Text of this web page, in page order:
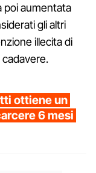
poi aumentata
gli altri
illecita di
ottiene un
6 mesi